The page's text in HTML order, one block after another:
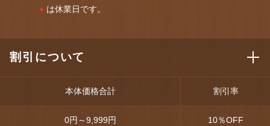
● は休業日です。
割引について
本体価格合計 割引率
0円～9,999円 10％OFF